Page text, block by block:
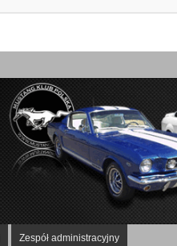
Zespół administracyjny